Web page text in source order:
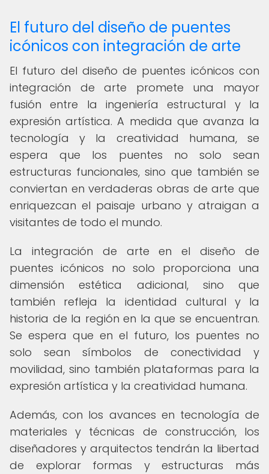
El futuro del diseño de puentes
icónicos con integración de arte
El futuro del diseño de puentes icónicos con
integración de arte promete una mayor
fusión entre la ingeniería estructural y la
expresión artística. A medida que avanza la
tecnología y la creatividad humana, se
espera que los puentes no solo sean
estructuras funcionales, sino que también se
conviertan en verdaderas obras de arte que
enriquezcan el paisaje urbano y atraigan a
visitantes de todo el mundo.
La integración de arte en el diseño de
puentes icónicos no solo proporciona una
dimensión estética adicional, sino que
también refleja la identidad cultural y la
historia de la región en la que se encuentran.
Se espera que en el futuro, los puentes no
solo sean símbolos de conectividad y
movilidad, sino también plataformas para la
expresión artística y la creatividad humana.
Además, con los avances en tecnología de
materiales y técnicas de construcción, los
diseñadores y arquitectos tendrán la libertad
de explorar formas y estructuras más